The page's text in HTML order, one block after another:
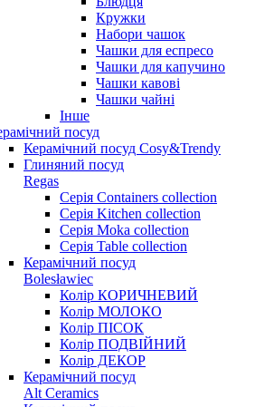
Кружки
Набори чашок
Чашки для еспресо
Чашки для капучино
Чашки кавові
Чашки чайні
Інше
посуд
Керамічний посуд Cosy&Trendy
Глиняний посуд
Regas
Серія Containers collection
Серія Kitchen collection
Серія Moka collection
Серія Table collection
Керамічний посуд
Bolesławiec
Колір КОРИЧНЕВИЙ
Колір МОЛОКО
Колір ПІСОК
Колір ПОДВІЙНИЙ
Колір ДЕКОР
Керамічний посуд
Alt Ceramics